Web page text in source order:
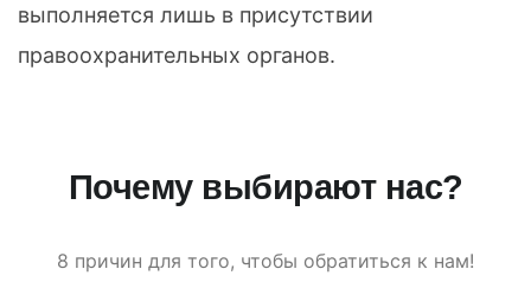
выполняется лишь в присутствии
правоохранительных органов.
Почему выбирают нас?
8 причин для того, чтобы обратиться к нам!